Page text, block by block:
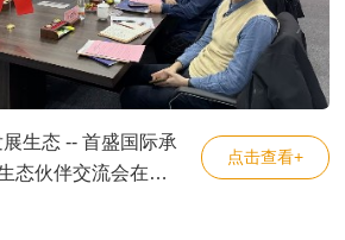
生态 -- 首盛国际承
态伙伴交流会在蓉
点击查看+